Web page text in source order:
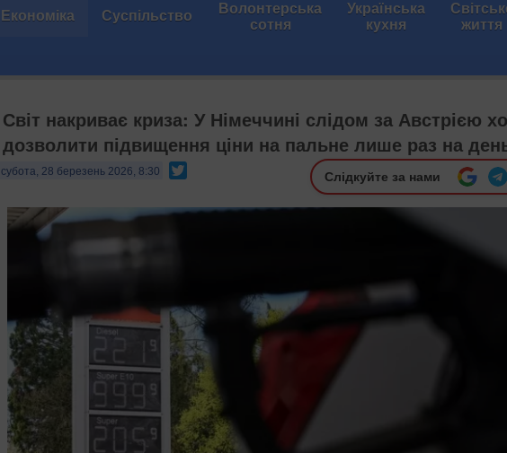
Економіка Суспільство Волонтерська
сотня
Українська
кухня життя
Світ накриває криза: У Німеччині слідом за Австрією
дозволити підвищення ціни на пальне лише раз на
субота, 28 березень 2026, 8:30 Слідкуйте за нами